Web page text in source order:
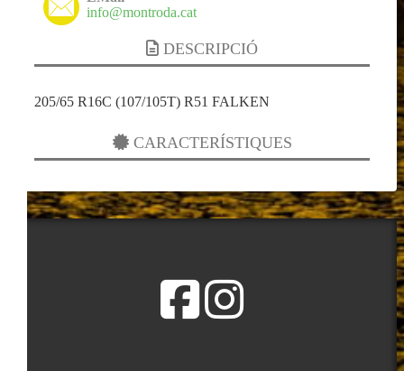
info@montroda.cat
DESCRIPCIÓ
205/65 R16C (107/105T) R51 FALKEN
CARACTERÍSTIQUES